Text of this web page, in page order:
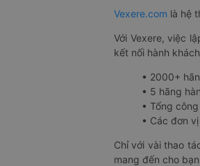
Vexere.com là hệ
Với Vexere, việc
kết nối hành
• 2000+
• 5 hãng
• Tổng
• Các đơn
Chỉ với vài thao
mang đến cho